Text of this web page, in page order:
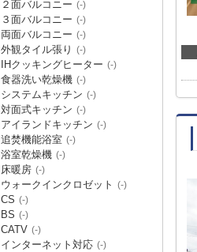
２面バルコニー (-)
３面バルコニー (-)
両面バルコニー (-)
外観タイル張り (-)
IHクッキングヒーター (-)
食器洗い乾燥機 (-)
システムキッチン (-)
対面式キッチン (-)
アイランドキッチン (-)
追焚機能浴室 (-)
浴室乾燥機 (-)
床暖房 (-)
ウォークインクロゼット (-)
CS (-)
BS (-)
CATV (-)
インターネット対応 (-)